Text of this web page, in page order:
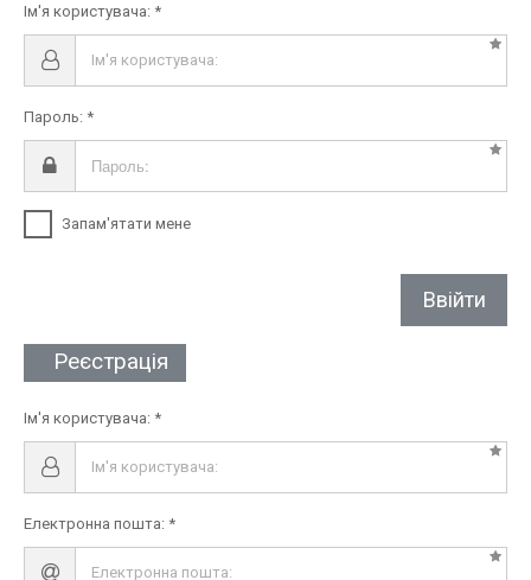
Ім'я користувача:
Пароль:
Запам'ятати мене
Ввійти
Реєстрація
Ім'я користувача:
Електронна пошта: